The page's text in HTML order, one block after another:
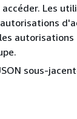
accéder. Les
autorisations
sous-